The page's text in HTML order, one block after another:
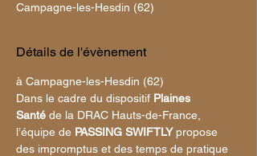
Campagne-les-Hesdin (62)
Détails de l'évènement
à Campagne-les-Hesdin (62)
Dans le cadre du dispositif Plaines
Santé de la DRAC Hauts-de-France,
l’équipe de PASSING SWIFTLY propose
des impromptus et des temps de pratique